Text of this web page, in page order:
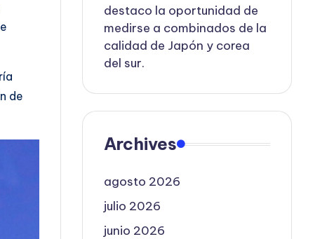
de
destaco la oportunidad de
medirse a combinados de la
calidad de Japón y corea
del sur.
Archives
agosto 2026
julio 2026
junio 2026